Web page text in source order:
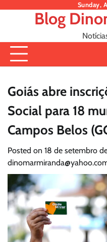
Sunday,
Blog
Goiás abre
Social para 18
Campos Belos
Posted on 18 de setembro